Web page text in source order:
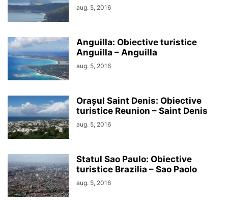
aug. 5, 2016
Anguilla: Obiective turistice
Anguilla – Anguilla
aug. 5, 2016
Orașul Saint Denis: Obiective
turistice Reunion – Saint Denis
aug. 5, 2016
Statul Sao Paulo: Obiective
turistice Brazilia – Sao Paolo
aug. 5, 2016